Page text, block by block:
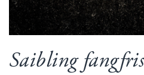
Saibling